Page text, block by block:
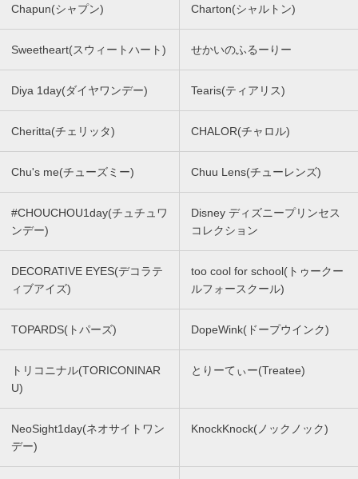
Chapun(シャプン) Charton(シャルトン)
Sweetheart(スウィートハート) せかいのふるーりー
Diya 1day(ダイヤワンデー) Tearis(ティアリス)
Cheritta(チェリッタ) CHALOR(チャロル)
Chu's me(チューズミー) Chuu Lens(チューレンズ)
#CHOUCHOU1day(チュチュワ
ンデー)
Disney ディズニープリンセス
コレクション
DECORATIVE EYES(デコラテ
ィブアイズ)
too cool for school(トゥークー
ルフォースクール)
TOPARDS(トパーズ) DopeWink(ドープウインク)
トリコニナル(TORICONINAR
U)
とりーてぃー(Treatee)
NeoSight1day(ネオサイトワン
デー)
KnockKnock(ノックノック)